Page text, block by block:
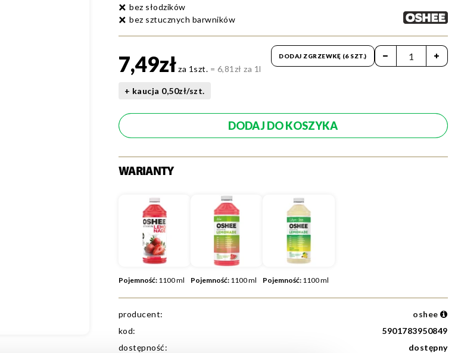
bez słodzików
bez sztucznych barwników
7,49zł za 1szt. = 6,81zł za 1l
+ kaucja 0,50zł/szt.
DODAJ ZGRZEWKĘ (6 SZT.)
WARIANTY
Pojemność:1100 ml Pojemność:1100 ml Pojemność:1100 ml
producent:
oshee
kod:
5901783950849
dostępność:
dostępny